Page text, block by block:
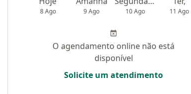
8 Ago 9 Ago 10 Ago 11 Ago
O agendamento online não está
disponível
Solicite um atendimento